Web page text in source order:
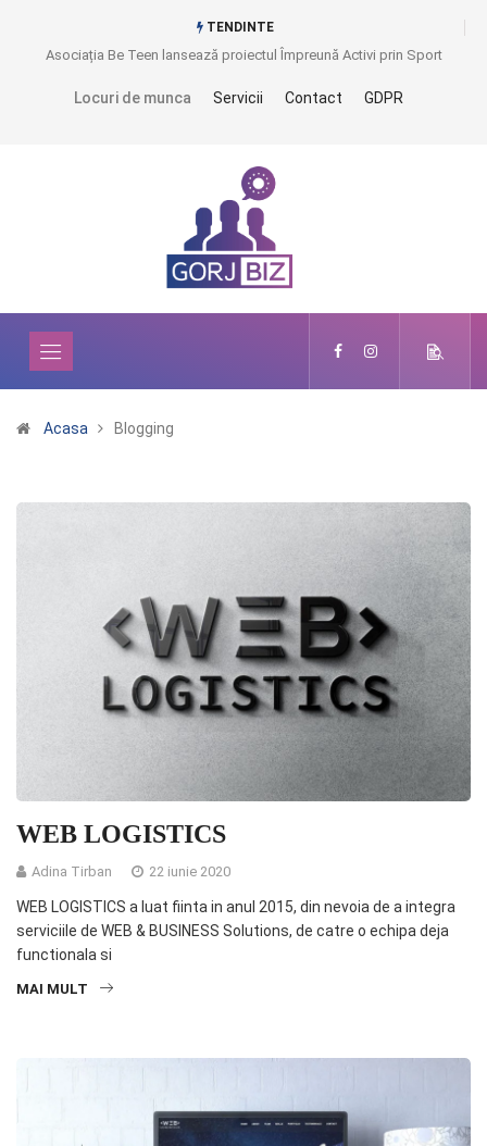
TENDINTE
Asociația Be Teen lansează proiectul Împreună Activi prin Sport
Locuri de munca Servicii Contact GDPR
Acasa Blogging
WEB LOGISTICS
Adina Tirban 22 iunie 2020
WEB LOGISTICS a luat fiinta in anul 2015, din nevoia de a integra
serviciile de WEB & BUSINESS Solutions, de catre o echipa deja
functionala si
MAI MULT